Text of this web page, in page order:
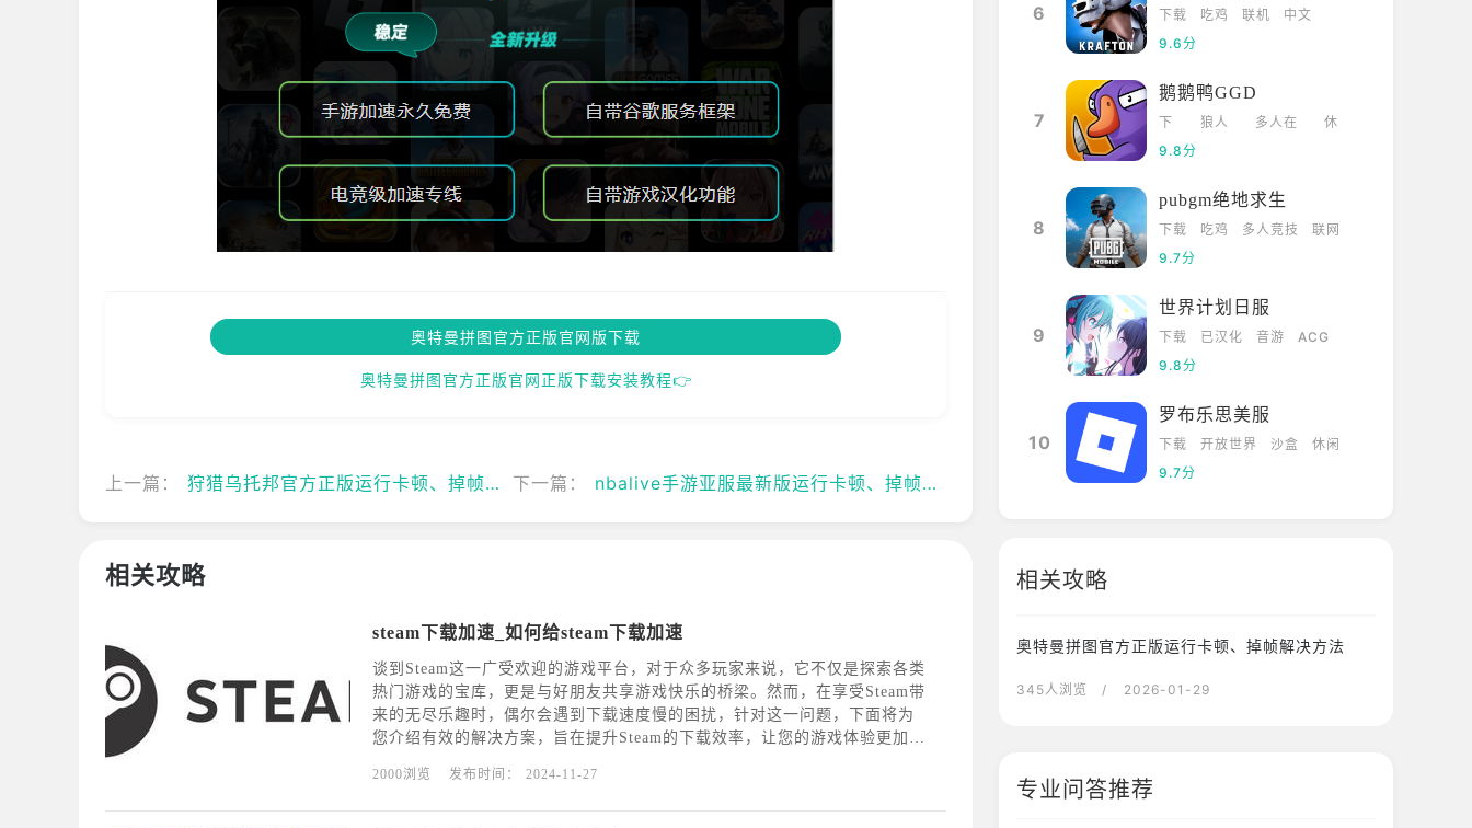
奥特曼拼图官方正版官网版下载
奥特曼拼图官方正版官网正版下载安装教程👉
上一篇： 狩猎乌托邦官方正版运行卡顿、掉帧解决方法 下一篇： nbalive手游亚服最新版运行卡顿、掉帧解决方法
相关攻略
steam下载加速_如何给steam下载加速
谈到Steam这一广受欢迎的游戏平台，对于众多玩家来说，它不仅是探索各类
热门游戏的宝库，更是与好朋友共享游戏快乐的桥梁。然而，在享受Steam带
来的无尽乐趣时，偶尔会遇到下载速度慢的困扰，针对这一问题，下面将为
您介绍有效的解决方案，旨在提升Steam的下载效率，让您的游戏体验更加顺
还可以考虑使用ourplay加速器。o
2000浏览 发布时间： 2024-11-27
6 下载 吃鸡 联机
中文
9.6分
7
鹅鹅鸭GGD
下
载
狼人
多人在
休
9.8分
8
pubgm绝地求生
下载 吃鸡 多人竞技
联网
9.7分
9
世界计划日服
下载 已汉化 音游
ACG
9.8分
10
罗布乐思美服
下载 开放世界 沙盒
休闲
9.7分
相关攻略
奥特曼拼图官方正版运行卡顿、掉帧解决方法
345人浏览 / 2026-01-29
专业问答推荐